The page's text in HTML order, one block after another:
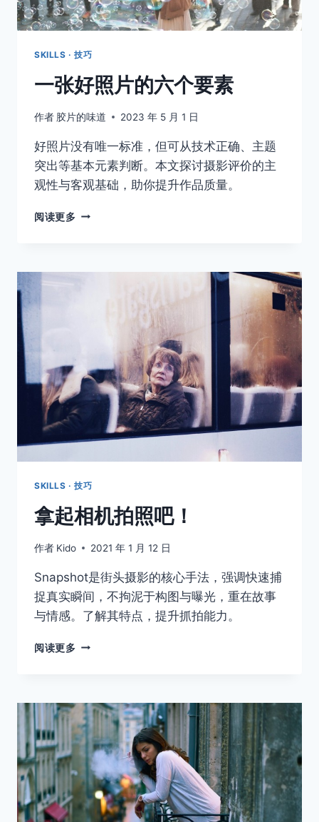
SKILLS · 技巧
一张好照片的六个要素
作者 胶片的味道 2023 年 5 月 1 日
好照片没有唯一标准，但可从技术正确、主题
突出等基本元素判断。本文探讨摄影评价的主
观性与客观基础，助你提升作品质量。
阅读更多 一
片
SKILLS · 技巧
拿起相机拍照吧！
作者 Kido 2021 年 1 月 12 日
Snapshot是街头摄影的核心手法，强调快速捕
捉真实瞬间，不拘泥于构图与曝光，重在故事
与情感。了解其特点，提升抓拍能力。
阅读更多 拿
拍
照
吧！